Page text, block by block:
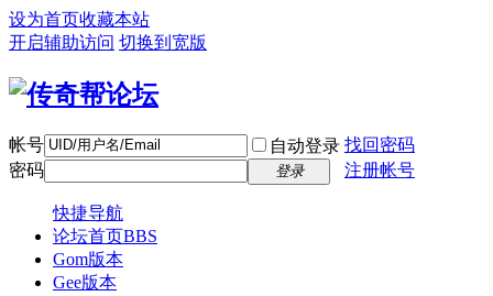
设为首页收藏本站
开启辅助访问 切换到宽版
帐号 自动登录 找回密码
密码
登录 注册帐号
快捷导航
论坛首页BBS
Gom版本
Gee版本